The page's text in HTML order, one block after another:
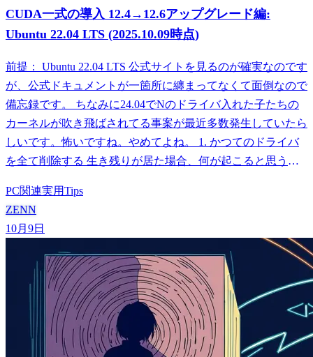
CUDA一式の導入 12.4→12.6アップグレード編:
Ubuntu 22.04 LTS (2025.10.09時点)
前提： Ubuntu 22.04 LTS 公式サイトを見るのが確実なのです
が、公式ドキュメントが一箇所に纏まってなくて面倒なので
備忘録です。 ちなみに24.04でNのドライバ入れた子たちの
カーネルが吹き飛ばされてる事案が最近多数発生していたら
しいです。怖いですね。やめてよね。 1. かつてのドライバ
を全て削除する 生き残りが居た場合、何が起こると思う？
apt-mark unhold nvidia* sudo apt-mark unhold libnvidi
PC関連実用Tips
ZENN
10月9日